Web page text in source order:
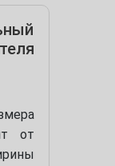
от